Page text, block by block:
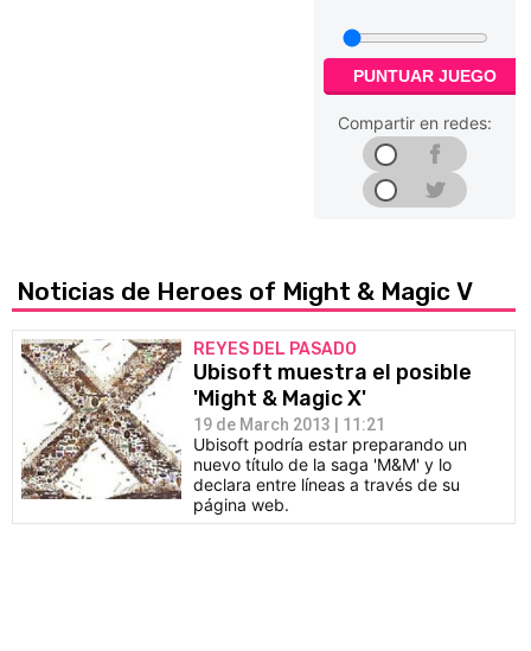
PUNTUAR JUEGO
Compartir en redes:
Noticias de Heroes of Might & Magic V
REYES DEL PASADO
Ubisoft muestra el posible
'Might & Magic X'
19 de March 2013 | 11:21
Ubisoft podría estar preparando un
nuevo título de la saga 'M&M' y lo
declara entre líneas a través de su
página web.